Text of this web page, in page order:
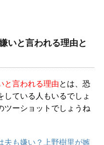
いと言われる理由と
と言われる理由とは、恐
している人もいるでしょ
ツーショットでしょうね
夫も嫌い？上野樹里が嫉